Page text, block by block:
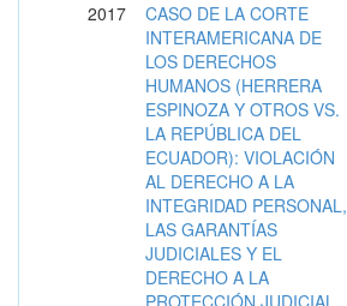
2017
CASO DE LA CORTE
INTERAMERICANA DE
LOS DERECHOS
HUMANOS (HERRERA
ESPINOZA Y OTROS VS.
LA REPÚBLICA DEL
ECUADOR): VIOLACIÓN
AL DERECHO A LA
INTEGRIDAD PERSONAL,
LAS GARANTÍAS
JUDICIALES Y EL
DERECHO A LA
PROTECCIÓN JUDICIAL.